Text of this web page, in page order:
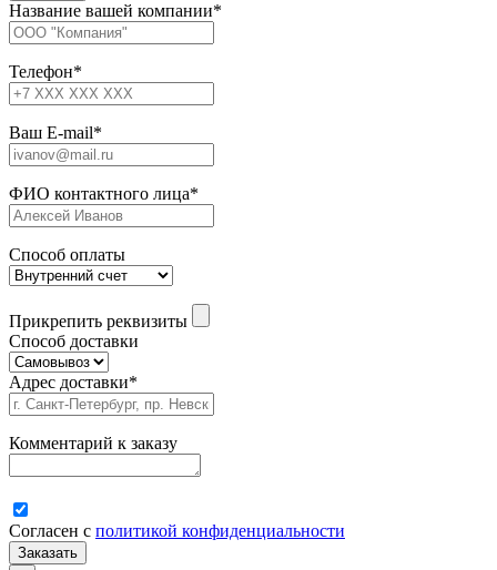
Название вашей компании*
Телефон*
Ваш E-mail*
ФИО контактного лица*
Способ оплаты
Прикрепить реквизиты
Способ доставки
Адрес доставки*
Комментарий к заказу
Согласен с политикой конфиденциальности